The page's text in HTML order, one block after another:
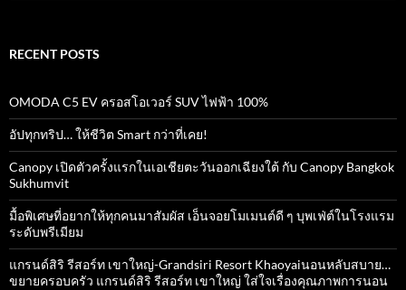
RECENT POSTS
OMODA C5 EV ครอสโอเวอร์ SUV ไฟฟ้า 100%
อัปทุกทริป… ให้ชีวิต Smart กว่าที่เคย!
Canopy เปิดตัวครั้งแรกในเอเชียตะวันออกเฉียงใต้ กับ Canopy Bangkok
Sukhumvit
มื้อพิเศษที่อยากให้ทุกคนมาสัมผัส เอ็นจอยโมเมนต์ดี ๆ บุพเฟ่ต์ในโรงแรม
ระดับพรีเมียม
แกรนด์สิริ​ รีสอร์ท​ เขาใหญ่​-Grandsiri​ Resort​ Khaoyaiนอนหลับสบาย…
ขยายครอบครัว แกรนด์สิริ รีสอร์ท เขาใหญ่ ใส่ใจเรื่องคุณภาพการนอน